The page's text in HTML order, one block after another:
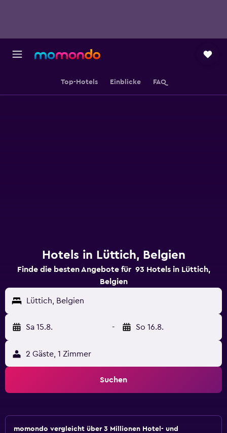
Top-Hotels Einblicke FAQ
Hotels in Lüttich, Belgien
Finde die besten Angebote für 93 Hotels in Lüttich,
Belgien
Lüttich, Belgien
Sa 15.8. - So 16.8.
2 Gäste, 1 Zimmer
Suchen
momondo vergleicht über 3 Millionen Hotel- und